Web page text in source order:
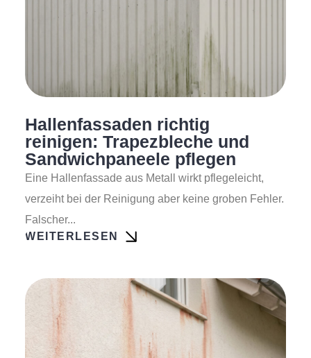
Hallenfassaden richtig
reinigen: Trapezbleche und
Sandwichpaneele pflegen
Eine Hallenfassade aus Metall wirkt pflegeleicht,
verzeiht bei der Reinigung aber keine groben Fehler.
Falscher...
WEITERLESEN